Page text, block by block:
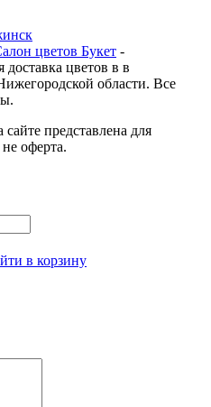
цветов Букет -
доставка цветов в в
области. Все
представлена для
оферта.
в корзину